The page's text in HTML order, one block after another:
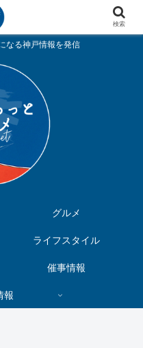
なる神戸情報を発信
グルメ
ライフスタイル
催事情報
報
検索